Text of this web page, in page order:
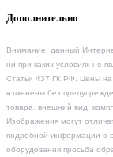
Дополнительно
Внимание, данный
ни при каких условиях не
Статьи 437 ГК РФ. Цены на
изменены без
товара, внешний вид,
Изображения могут
подробной информации о
оборудования просьба